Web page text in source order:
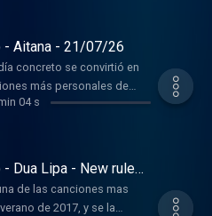
- Aitana - 21/07/26
concreto se convirtió en
más personales de
pertenece a su tercer
04 s
- Dua Lipa - New rules
de las canciones mas
de 2017, y se la